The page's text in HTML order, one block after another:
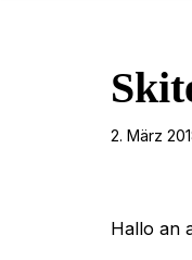
2. März
Hallo an